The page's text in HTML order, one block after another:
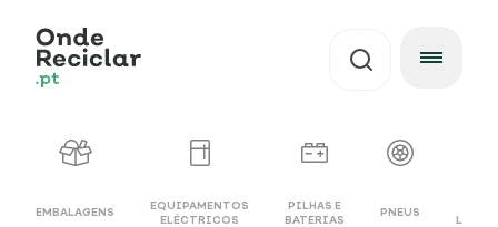
EMBALAGENS
EQUIPAMENTOS
ELÉCTRICOS
PILHAS E
BATERIAS
PNEUS